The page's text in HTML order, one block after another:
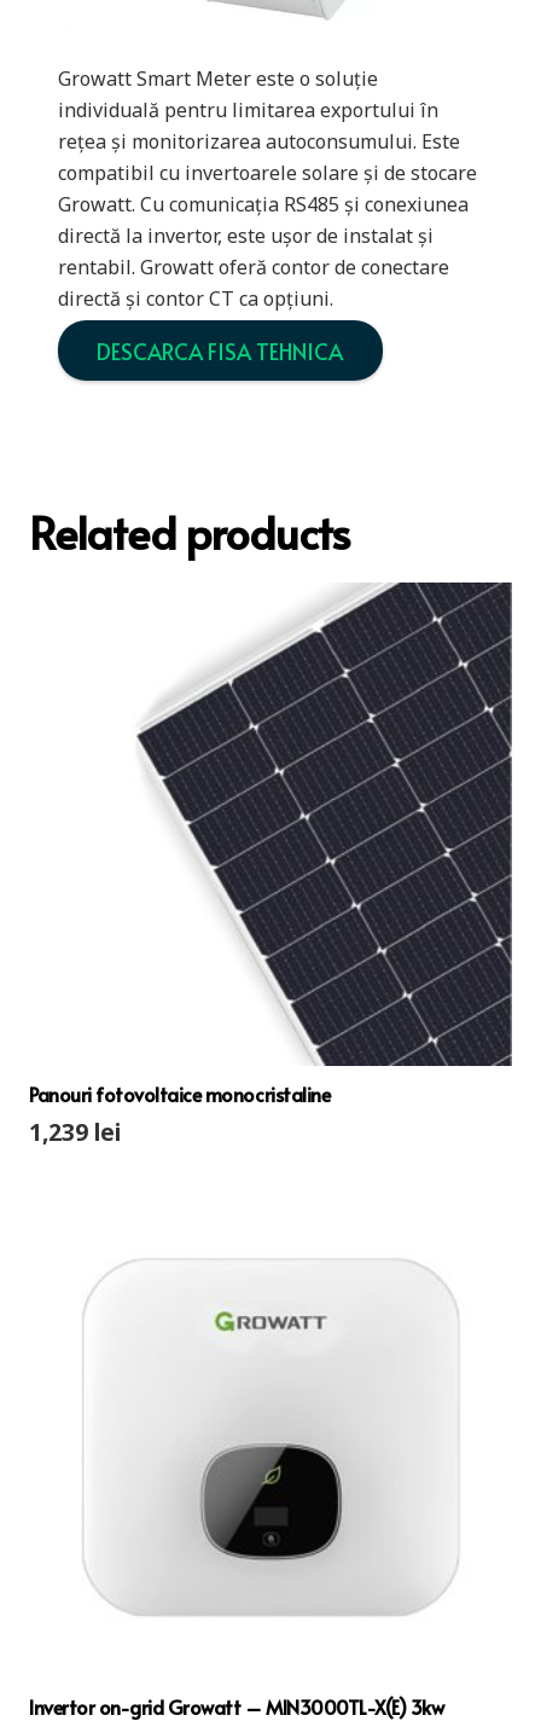
Growatt Smart Meter este o soluție
individuală pentru limitarea exportului în
rețea și monitorizarea autoconsumului. Este
compatibil cu invertoarele solare și de stocare
Growatt. Cu comunicația RS485 și conexiunea
directă la invertor, este ușor de instalat și
rentabil. Growatt oferă contor de conectare
directă și contor CT ca opțiuni.
DESCARCA FISA TEHNICA
Related products
Panouri fotovoltaice monocristaline
1,239 lei
Invertor on-grid Growatt – MIN3000TL-X(E) 3kw